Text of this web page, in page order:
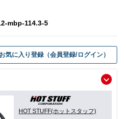
mbp-114.3-5
お気に入り登録（会員登録/ログイン）
HOT STUFF(ホットスタッフ)